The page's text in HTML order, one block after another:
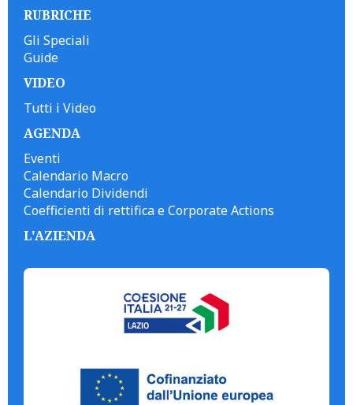
RUBRICHE
Gli Speciali
Guide
VIDEO
Tutti i Video
AGENDA
Eventi
Calendario Macro
Calendario Dividendi
Coefficienti di rettifica e Corporate Actions
L'AZIENDA